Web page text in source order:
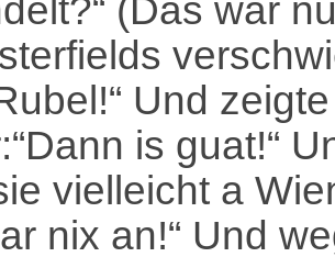
(Das war
Und
is guat!“
vielleicht a
nix an!“ Und